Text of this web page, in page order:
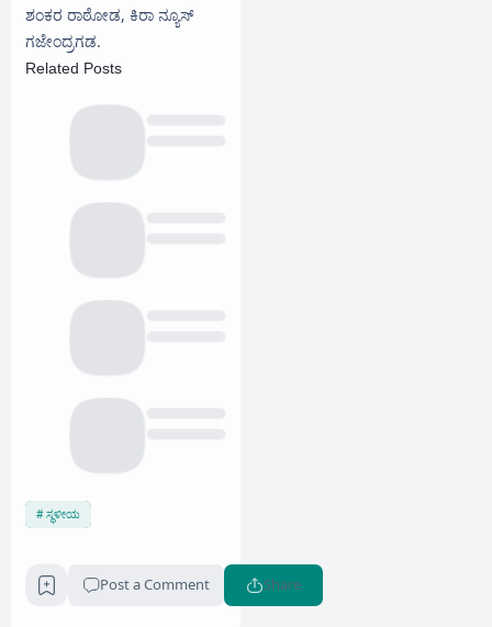
ಶಂಕರ ರಾಠೋಡ, ಕಿರಾ ನ್ಯೂಸ್
ಗಜೇಂದ್ರಗಡ.
Related Posts
ಸ್ಥಳೀಯ
Post a Comment Share